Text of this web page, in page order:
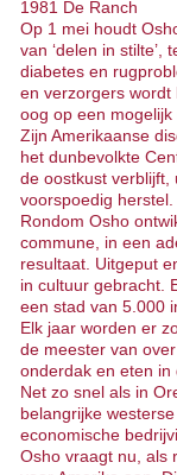
1981 De Ranch
Op 1 mei houdt
van ‘delen in stilte’,
diabetes en
en verzorgers wordt
oog op een mogelijk
Zijn Amerikaanse
het dunbevolkte
de oostkust verblijft,
voorspoedig herstel.
Rondom Osho
commune, in een
resultaat. Uitgeput
in cultuur gebracht.
een stad van 5.000
Elk jaar worden er
de meester van
onderdak en eten in
Net zo snel als in
belangrijke
economische
Osho vraagt nu, als